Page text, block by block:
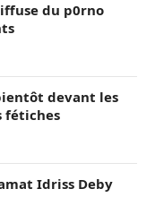
du p0rno
devant les
fétiches
Idriss Deby